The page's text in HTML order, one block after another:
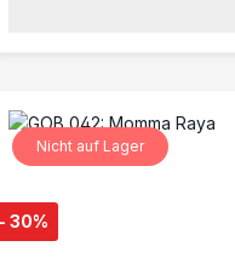
Nicht auf Lager
30%